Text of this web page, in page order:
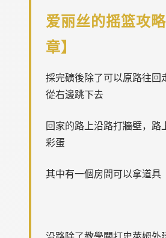
爱丽丝的摇篮攻
章】
採完礦後除了可以原路往回
從右邊跳下去
回家的路上沿路打牆壁，路
彩蛋
其中有一個房間可以拿道具